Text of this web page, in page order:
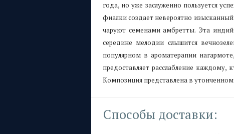
года, но уже заслуженно пользуется
фиалки создает невероятно
чаруют семенами амбретты. Эта
середине мелодии слышится
популярном в ароматерапии
предоставляет расслабление
Композиция представлена в
Способы доставки: